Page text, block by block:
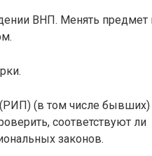
ВНП. Менять предмет
(РИП) (в том числе бывших)
соответствуют ли
законов.